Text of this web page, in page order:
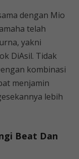
dengan Mio
telah
yakni
DiAsil. Tidak
kombinasi
menjamin
lebih
Beat Dan